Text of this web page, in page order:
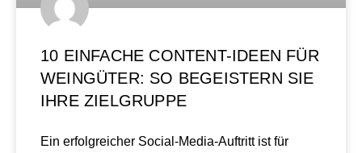
10 EINFACHE CONTENT-IDEEN FÜR
WEINGÜTER: SO BEGEISTERN SIE
IHRE ZIELGRUPPE
Ein erfolgreicher Social-Media-Auftritt ist für